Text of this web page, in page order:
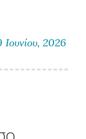
Ιουνίου, 2026